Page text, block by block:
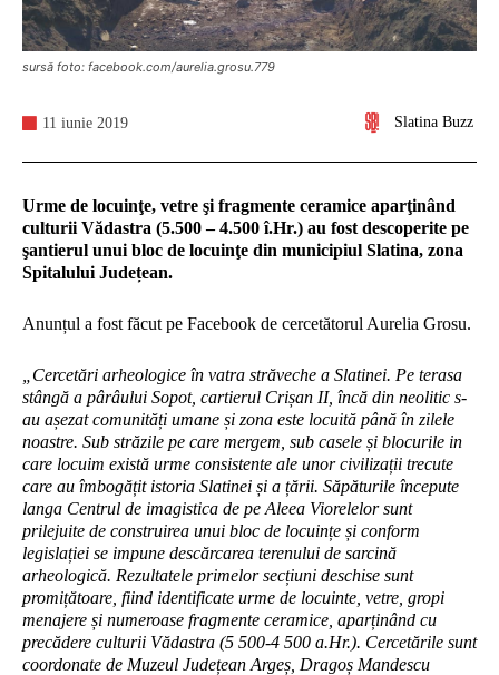
sursă foto: facebook.com/aurelia.grosu.779
Slatina Buzz
11 iunie 2019
Urme de locuinţe, vetre şi fragmente ceramice aparţinând
culturii Vădastra (5.500 – 4.500 î.Hr.) au fost descoperite pe
şantierul unui bloc de locuinţe din municipiul Slatina, zona
Spitalului Județean.
Anunțul a fost făcut pe Facebook de cercetătorul Aurelia Grosu.
„Cercetări arheologice în vatra străveche a Slatinei. Pe terasa
stângă a pârâului Sopot, cartierul Crișan II, încă din neolitic s-
au așezat comunități umane și zona este locuită până în zilele
noastre. Sub străzile pe care mergem, sub casele și blocurile in
care locuim există urme consistente ale unor civilizații trecute
care au îmbogățit istoria Slatinei și a țării. Săpăturile începute
langa Centrul de imagistica de pe Aleea Viorelelor sunt
prilejuite de construirea unui bloc de locuințe și conform
legislației se impune descărcarea terenului de sarcină
arheologică. Rezultatele primelor secțiuni deschise sunt
promițătoare, fiind identificate urme de locuinte, vetre, gropi
menajere și numeroase fragmente ceramice, aparținând cu
precădere culturii Vădastra (5 500-4 500 a.Hr.). Cercetările sunt
coordonate de Muzeul Județean Argeș, Dragoș Mandescu